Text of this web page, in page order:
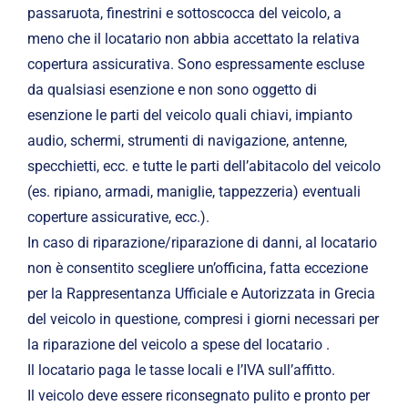
passaruota, finestrini e sottoscocca del veicolo, a
meno che il locatario non abbia accettato la relativa
copertura assicurativa. Sono espressamente escluse
da qualsiasi esenzione e non sono oggetto di
esenzione le parti del veicolo quali chiavi, impianto
audio, schermi, strumenti di navigazione, antenne,
specchietti, ecc. e tutte le parti dell’abitacolo del veicolo
(es. ripiano, armadi, maniglie, tappezzeria) eventuali
coperture assicurative, ecc.).
In caso di riparazione/riparazione di danni, al locatario
non è consentito scegliere un’officina, fatta eccezione
per la Rappresentanza Ufficiale e Autorizzata in Grecia
del veicolo in questione, compresi i giorni necessari per
la riparazione del veicolo a spese del locatario .
Il locatario paga le tasse locali e l’IVA sull’affitto.
Il veicolo deve essere riconsegnato pulito e pronto per